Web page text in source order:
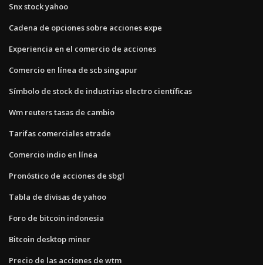
Snx stock yahoo
Cadena de opciones sobre acciones expe
Experiencia en el comercio de acciones
Comercio en línea de scb singapur
Símbolo de stock de industrias electro científicas
Wm reuters tasas de cambio
Tarifas comerciales etrade
Comercio indio en línea
Pronóstico de acciones de sbgl
Tabla de divisas de yahoo
Foro de bitcoin indonesia
Bitcoin desktop miner
Precio de las acciones de wtm